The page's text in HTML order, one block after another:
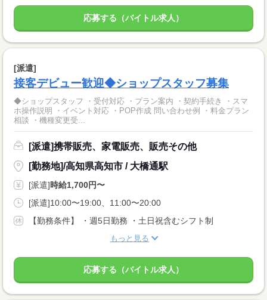
応募する（バイトル求人）
[派遣]
接客デビュー歓迎◆ショップスタッフ募集
◆ショップスタッフ ・受付対応 ・プラン案内 ・契約手続き ・スマ
ホ操作説明 ・イベント対応 ・POP作成 問い合わせ例 ・料金プラン
相談 ・機種変更受...
[派遣]携帯販売、家電販売、販売その他
[勤務地]/高知県高知市 / 大橋通駅
[派遣]時給1,700円〜
[派遣]10:00〜19:00、11:00〜20:00
【勤務条件】 ・週5日勤務 ・土日祝含むシフト制
もっと見る
応募する（バイトル求人）